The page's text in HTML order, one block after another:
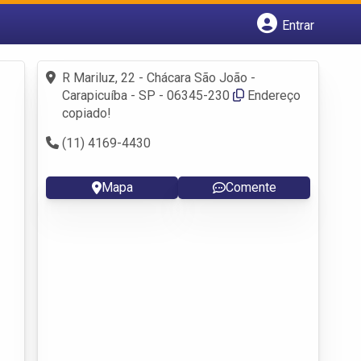
Entrar
Fazer login
Criar conta
R Mariluz, 22 - Chácara São João -
Carapicuíba - SP - 06345-230
Endereço
copiado!
(11) 4169-4430
Mapa Comente